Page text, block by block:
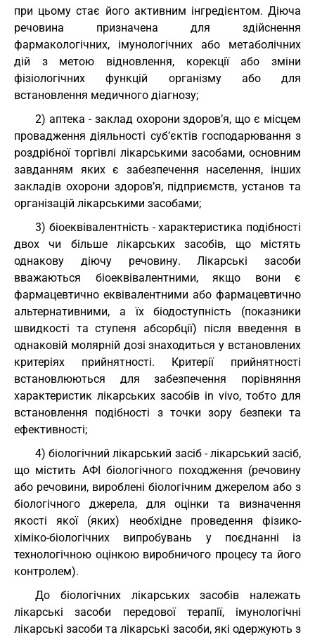
при цьому стає його активним інгредієнтом. Діюча
речовина призначена для здійснення
фармакологічних, імунологічних або метаболічних
дій з метою відновлення, корекції або зміни
фізіологічних функцій організму або для
встановлення медичного діагнозу;
2) аптека - заклад охорони здоров’я, що є місцем
провадження діяльності суб’єктів господарювання з
роздрібної торгівлі лікарськими засобами, основним
завданням яких є забезпечення населення, інших
закладів охорони здоров’я, підприємств, установ та
організацій лікарськими засобами;
3) біоеквівалентність - характеристика подібності
двох чи більше лікарських засобів, що містять
однакову діючу речовину. Лікарські засоби
вважаються біоеквівалентними, якщо вони є
фармацевтично еквівалентними або фармацевтично
альтернативними, а їх біодоступність (показники
швидкості та ступеня абсорбції) після введення в
однаковій молярній дозі знаходиться у встановлених
критеріях прийнятності. Критерії прийнятності
встановлюються для забезпечення порівняння
характеристик лікарських засобів in vivo, тобто для
встановлення подібності з точки зору безпеки та
ефективності;
4) біологічний лікарський засіб - лікарський засіб,
що містить АФІ біологічного походження (речовину
або речовини, вироблені біологічним джерелом або з
біологічного джерела, для оцінки та визначення
якості якої (яких) необхідне проведення фізико-
хіміко-біологічних випробувань у поєднанні із
технологічною оцінкою виробничого процесу та його
контролем).
До біологічних лікарських засобів належать
лікарські засоби передової терапії, імунологічні
лікарські засоби та лікарські засоби, які одержують з